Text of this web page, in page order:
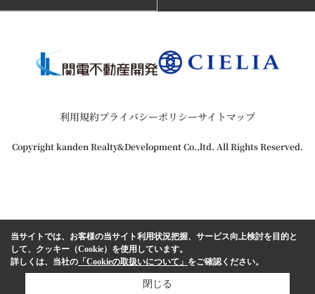
利用規約プライバシーポリシーサイトマップ
Copyright kanden Realty&Development Co.,ltd. All Rights Reserved.
当サイトでは、お客様の当サイト利用状況把握、サービス向上検討を目的と
して、クッキー（Cookie）を使用しています。
詳しくは、当社の 「Cookieの取扱いについて」 をご確認ください。
閉じる